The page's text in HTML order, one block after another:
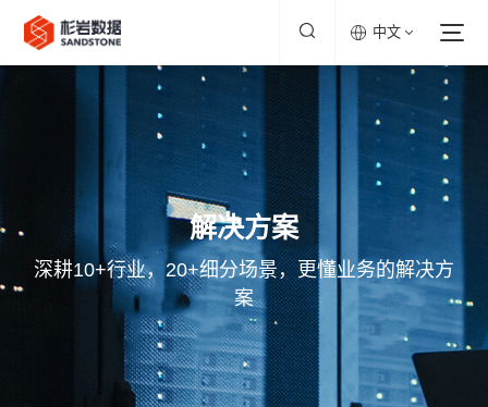
中文
解决方案
深耕10+行业，20+细分场景，更懂业务的解决方
案